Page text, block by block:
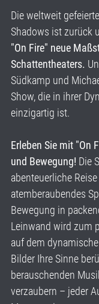
Die weltweit
Shadows ist zurück
"On Fire" neue
Schattentheaters.
Südkamp und
Show, die in ihrer
einzigartig ist.
Erleben Sie mit "On
und Bewegung! Die
abenteuerliche
atemberaubendes
Bewegung in
Leinwand wird zum
auf dem
Bilder Ihre Sinne
berauschenden
verzaubern – jeder